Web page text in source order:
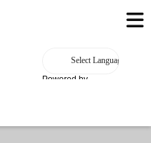
Powered by